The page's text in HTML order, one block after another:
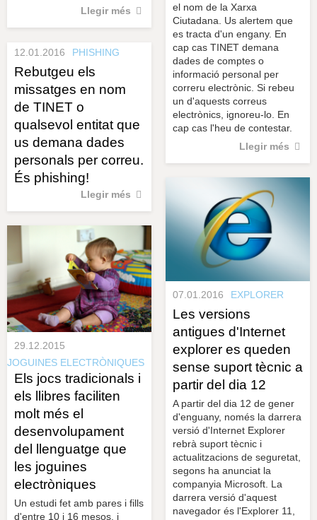
Llegir més
el nom de la Xarxa
Ciutadana. Us alertem que
es tracta d'un engany. En
cap cas TINET demana
dades de comptes o
informació personal per
correru electrònic. Si rebeu
un d'aquests correus
electrònics, ignoreu-lo. En
cap cas l'heu de contestar.
Llegir més
12.01.2016 PHISHING
Rebutgeu els
missatges en nom
de TINET o
qualsevol entitat que
us demana dades
personals per correu.
És phishing!
Llegir més
07.01.2016 EXPLORER
Les versions
antigues d'Internet
explorer es queden
sense suport tècnic a
partir del dia 12
A partir del dia 12 de gener
d'enguany, només la darrera
versió d'Internet Explorer
rebrà suport tècnic i
actualitzacions de seguretat,
segons ha anunciat la
companyia Microsoft. La
darrera versió d'aquest
navegador és l'Explorer 11,
29.12.2015
JOGUINES ELECTRÒNIQUES
Els jocs tradicionals i
els llibres faciliten
molt més el
desenvolupament
del llenguatge que
les joguines
electròniques
Un estudi fet amb pares i fills
d'entre 10 i 16 mesos, i